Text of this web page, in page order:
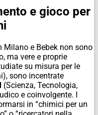
e gioco per
Milano e Bebek non sono
ma vere e proprie
su misura per le
sono incentrate
(Scienza, Tecnologia,
e coinvolgente. I
in “chimici per un